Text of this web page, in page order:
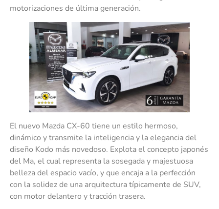
motorizaciones de última generación.
El nuevo Mazda CX-60 tiene un estilo hermoso,
dinámico y transmite la inteligencia y la elegancia del
diseño Kodo más novedoso. Explota el concepto japonés
del Ma, el cual representa la sosegada y majestuosa
belleza del espacio vacío, y que encaja a la perfección
con la solidez de una arquitectura típicamente de SUV,
con motor delantero y tracción trasera.